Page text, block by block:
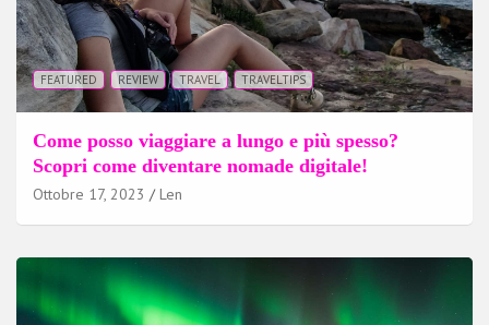
FEATURED REVIEW TRAVEL TRAVELTIPS
Come posso viaggiare a lungo e più spesso?
Scopri come diventare nomade digitale!
Ottobre 17, 2023 Len